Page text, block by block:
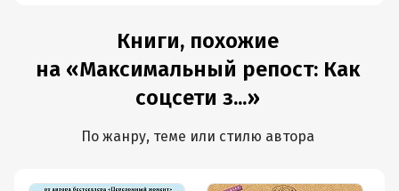
Книги, похожие
на «Максимальный репост: Как
соцсети з...»
По жанру, теме или стилю автора